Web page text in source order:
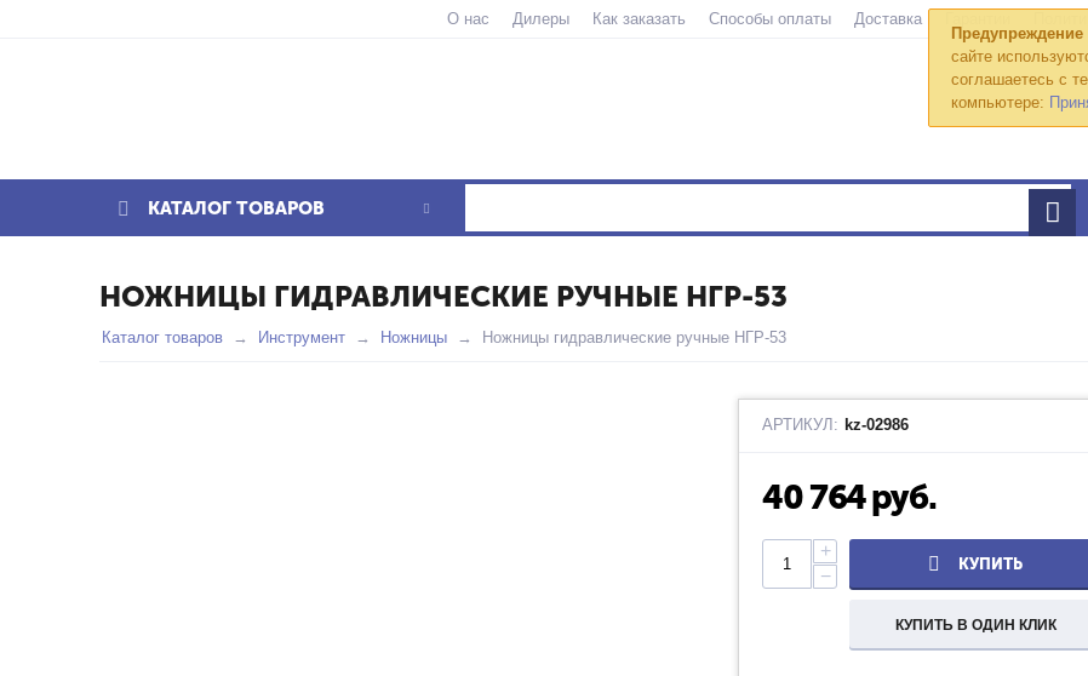
Предупреждение
сайте
соглашаетесь с
компьютере:
О нас Дилеры Как заказать Способы оплаты Доставка
КАТАЛОГ ТОВАРОВ
НОЖНИЦЫ ГИДРАВЛИЧЕСКИЕ РУЧНЫЕ НГР-53
Каталог товаров Инструмент Ножницы Ножницы гидравлические ручные НГР-53
АРТИКУЛ: kz-02986
40 764руб.
+
−
КУПИТЬ
КУПИТЬ В ОДИН КЛИК